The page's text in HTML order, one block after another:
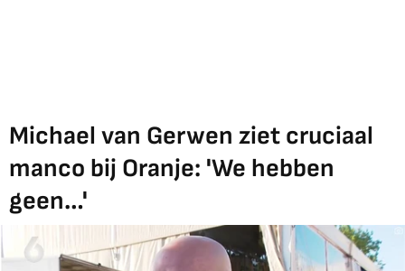
Michael van Gerwen ziet cruciaal
manco bij Oranje: 'We hebben
geen…'